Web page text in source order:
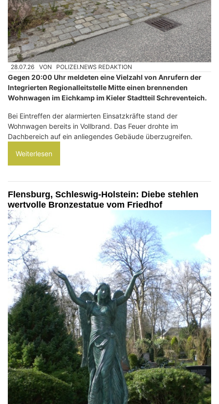
28.07.26 VON POLIZEI.NEWS REDAKTION
Gegen 20:00 Uhr meldeten eine Vielzahl von Anrufern der
Integrierten Regionalleitstelle Mitte einen brennenden
Wohnwagen im Eichkamp im Kieler Stadtteil Schreventeich.
Bei Eintreffen der alarmierten Einsatzkräfte stand der
Wohnwagen bereits in Vollbrand. Das Feuer drohte im
Dachbereich auf ein anliegendes Gebäude überzugreifen.
Weiterlesen
Flensburg, Schleswig-Holstein: Diebe stehlen
wertvolle Bronzestatue vom Friedhof